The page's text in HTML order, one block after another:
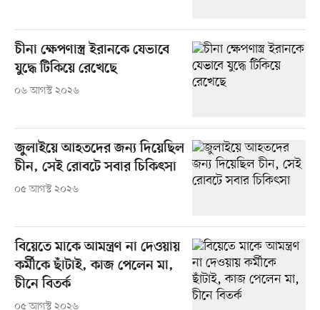
চীনা ক্ষেপণাস্ত্র ইরানকে যেভাবে
যুদ্ধে টিকিয়ে রেখেছে
০৬ আগস্ট ২০২৬
জুলাইয়ে আহতদের জন্য দিয়েছিল
চীন, সেই রোবটে সবার চিকিৎসা
০৫ আগস্ট ২০২৬
বিয়েতে মাকে আমন্ত্রণ না দেওয়ায়
কর্মীকে ছাঁটাই, কাজ পেলেন মা,
চীনে বিতর্ক
০৫ আগস্ট ২০২৬